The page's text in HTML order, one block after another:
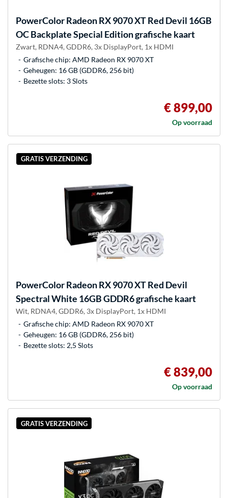
PowerColorRadeon RX 9070 XT Red Devil 16GB
OC Backplate Special Edition grafische kaart
Zwart, RDNA4, GDDR6, 3x DisplayPort, 1x HDMI
Grafische chip: AMD Radeon RX 9070 XT
Geheugen: 16 GB (GDDR6, 256 bit)
Bezette slots: 3 Slots
€ 899,00
Op voorraad
GRATIS VERZENDING
PowerColorRadeon RX 9070 XT Red Devil
Spectral White 16GB GDDR6 grafische kaart
Wit, RDNA4, GDDR6, 3x DisplayPort, 1x HDMI
Grafische chip: AMD Radeon RX 9070 XT
Geheugen: 16 GB (GDDR6, 256 bit)
Bezette slots: 2,5 Slots
€ 839,00
Op voorraad
GRATIS VERZENDING